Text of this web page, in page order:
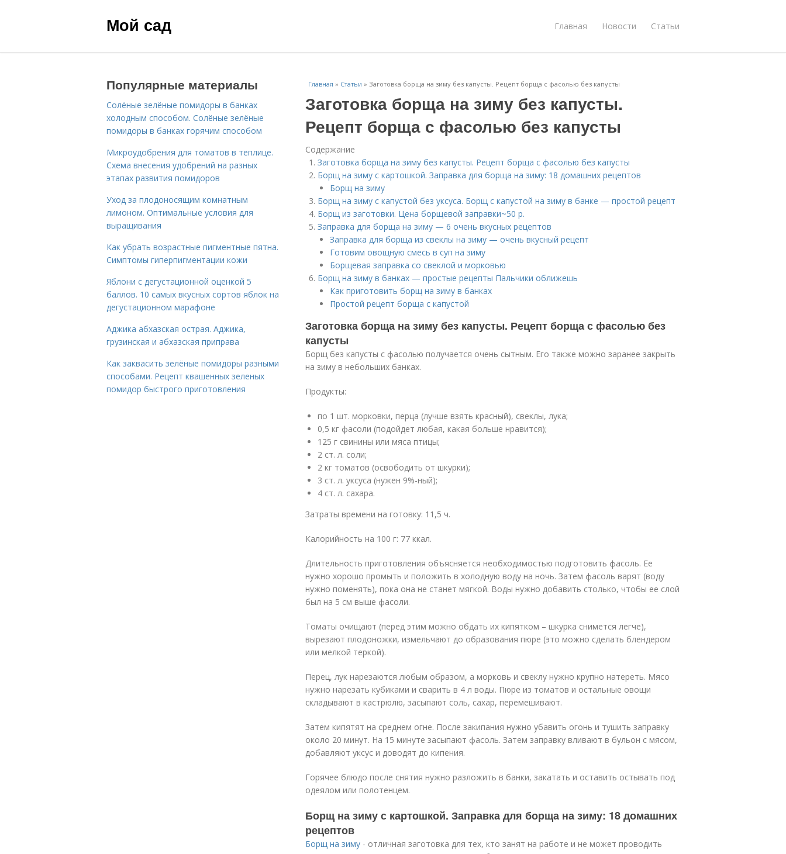
Мой сад Главная Новости Статьи
Главная » Статьи » Заготовка борща на зиму без капусты. Рецепт борща с фасолью без капусты
Заготовка борща на зиму без капусты.
Рецепт борща с фасолью без капусты
Содержание
Заготовка борща на зиму без капусты. Рецепт борща с фасолью без капусты
Борщ на зиму с картошкой. Заправка для борща на зиму: 18 домашних рецептов
Борщ на зиму
Борщ на зиму с капустой без уксуса. Борщ с капустой на зиму в банке — простой рецепт
Борщ из заготовки. Цена борщевой заправки~50 р.
Заправка для борща на зиму — 6 очень вкусных рецептов
Заправка для борща из свеклы на зиму — очень вкусный рецепт
Готовим овощную смесь в суп на зиму
Борщевая заправка со свеклой и морковью
Борщ на зиму в банках — простые рецепты Пальчики оближешь
Как приготовить борщ на зиму в банках
Простой рецепт борща с капустой
Заготовка борща на зиму без капусты. Рецепт борща с фасолью без
капусты
Борщ без капусты с фасолью получается очень сытным. Его также можно заранее закрыть
на зиму в небольших банках.
Продукты:
по 1 шт. морковки, перца (лучше взять красный), свеклы, лука;
0,5 кг фасоли (подойдет любая, какая больше нравится);
125 г свинины или мяса птицы;
2 ст. л. соли;
2 кг томатов (освободить от шкурки);
3 ст. л. уксуса (нужен 9%-ный);
4 ст. л. сахара.
Затраты времени на готовку: 11,5 ч.
Калорийность на 100 г: 77 ккал.
Длительность приготовления объясняется необходимостью подготовить фасоль. Ее
нужно хорошо промыть и положить в холодную воду на ночь. Затем фасоль варят (воду
нужно поменять), пока она не станет мягкой. Воды нужно добавить столько, чтобы ее слой
был на 5 см выше фасоли.
Томаты очищают (перед этим можно обдать их кипятком – шкурка снимется легче),
вырезают плодоножки, измельчают до образования пюре (это можно сделать блендером
или мелкой теркой).
Перец, лук нарезаются любым образом, а морковь и свеклу нужно крупно натереть. Мясо
нужно нарезать кубиками и сварить в 4 л воды. Пюре из томатов и остальные овощи
складывают в кастрюлю, засыпают соль, сахар, перемешивают.
Затем кипятят на среднем огне. После закипания нужно убавить огонь и тушить заправку
около 20 минут. На 15 минуте засыпают фасоль. Затем заправку вливают в бульон с мясом,
добавляют уксус и доводят до кипения.
Горячее блюдо после снятия нужно разложить в банки, закатать и оставить остывать под
одеялом или полотенцем.
Борщ на зиму с картошкой. Заправка для борща на зиму: 18 домашних
рецептов
Борщ на зиму - отличная заготовка для тех, кто занят на работе и не может проводить
Популярные материалы
Солёные зелёные помидоры в банках
холодным способом. Солёные зелёные
помидоры в банках горячим способом
Микроудобрения для томатов в теплице.
Схема внесения удобрений на разных
этапах развития помидоров
Уход за плодоносящим комнатным
лимоном. Оптимальные условия для
выращивания
Как убрать возрастные пигментные пятна.
Симптомы гиперпигментации кожи
Яблони с дегустационной оценкой 5
баллов. 10 самых вкусных сортов яблок на
дегустационном марафоне
Аджика абхазская острая. Аджика,
грузинская и абхазская приправа
Как заквасить зелёные помидоры разными
способами. Рецепт квашенных зеленых
помидор быстрого приготовления